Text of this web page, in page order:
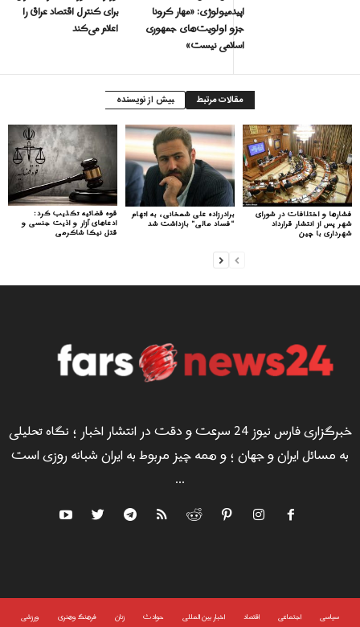
برای کنترل اقتصاد عراق را
اعلام می‌کند
اپیدمیولوژی: «مهار کرونا
جزو اولویت‌های جمهوری
اسلامی نیست»
مقالات مرتبط بیش از نویسنده
قوه قضائیه تکذیب کرد:
ادعاهای آزار و اذیت جنسی و
قتل نیکا شاکرمی
برادرزاده علی شمخانی، به اتهام
“فساد مالی” بازداشت شد
فشارها و اختلافات در شورای
شهر پس از انتشار قرارداد
شهرداری با چین
خبرگزاری فارس نیوز 24 سرعت و دقت در انتشار اخبار ؛ نگاه تحلیلی
به مسائل ایران و جهان ؛ و همه چیز مربوط به ایران شبانه روزی است
...
سياسى اجتماعی اقتصاد اخبار بین المللی حوادث زنان فرهنگ وهنری ورزشی